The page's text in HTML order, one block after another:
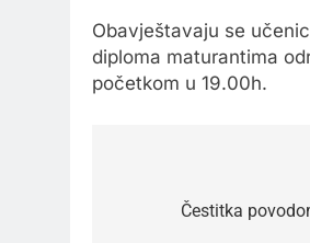
Obavještavaju se
diploma maturantima
početkom u 19.00h.
navigation
Čestitka